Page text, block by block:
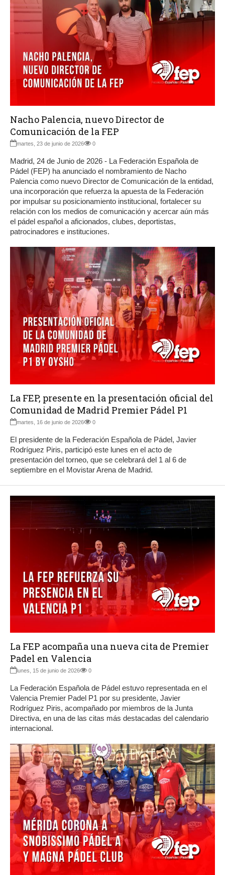
Nacho Palencia, nuevo Director de
Comunicación de la FEP
martes, 23 de junio de 2026 0
Madrid, 24 de Junio de 2026 - La Federación Española de
Pádel (FEP) ha anunciado el nombramiento de Nacho
Palencia como nuevo Director de Comunicación de la entidad,
una incorporación que refuerza la apuesta de la Federación
por impulsar su posicionamiento institucional, fortalecer su
relación con los medios de comunicación y acercar aún más
el pádel español a aficionados, clubes, deportistas,
patrocinadores e instituciones.
La FEP, presente en la presentación oficial del
Comunidad de Madrid Premier Pádel P1
martes, 16 de junio de 2026 0
El presidente de la Federación Española de Pádel, Javier
Rodríguez Piris, participó este lunes en el acto de
presentación del torneo, que se celebrará del 1 al 6 de
septiembre en el Movistar Arena de Madrid.
La FEP acompaña una nueva cita de Premier
Padel en Valencia
lunes, 15 de junio de 2026 0
La Federación Española de Pádel estuvo representada en el
Valencia Premier Padel P1 por su presidente, Javier
Rodríguez Piris, acompañado por miembros de la Junta
Directiva, en una de las citas más destacadas del calendario
internacional.